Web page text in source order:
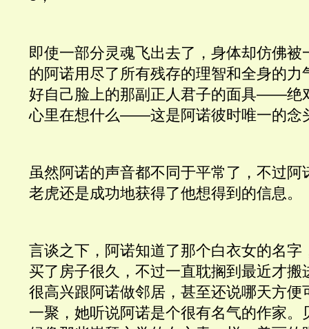
即使一部分灵魂飞出去了，身体却仿佛被
的阿诺用尽了所有残存的理智和全身的力
好自己脸上的那副正人君子的面具——绝
心里在想什么——这是阿诺彼时唯一的念
虽然阿诺的声音都不同于平常了，不过阿
老虎还是成功地获得了他想得到的信息。
言谈之下，阿诺知道了那个白衣女的名字
买了房子很久，不过一直耽搁到最近才搬
很高兴跟阿诺做邻居，甚至还说哪天方便
一聚，她听说阿诺是个很有名气的作家。